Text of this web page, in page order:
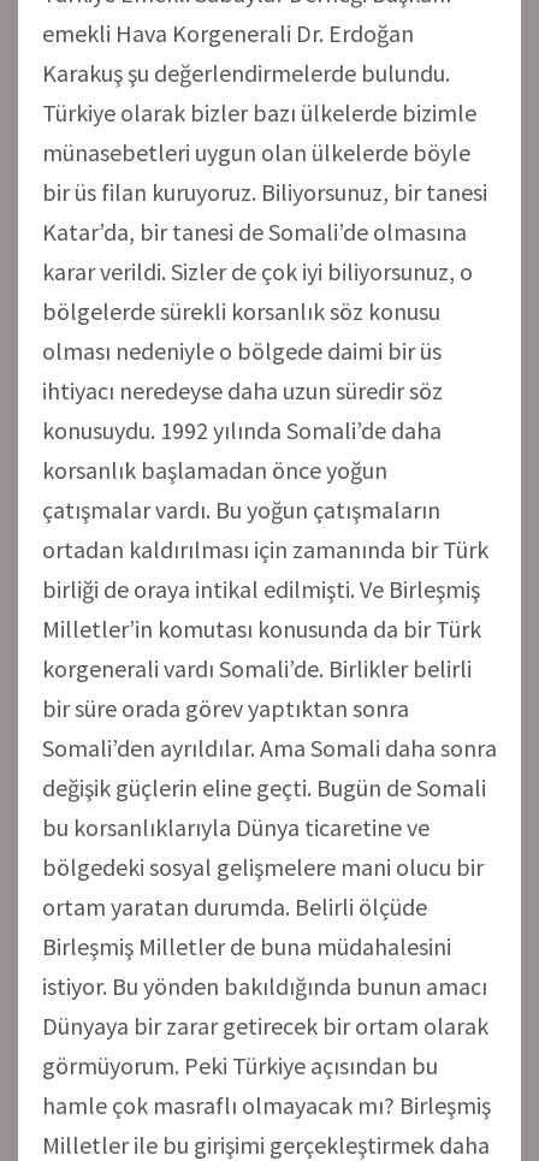
emekli Hava Korgenerali Dr. Erdoğan
Karakuş şu değerlendirmelerde bulundu.
Türkiye olarak bizler bazı ülkelerde bizimle
münasebetleri uygun olan ülkelerde böyle
bir üs filan kuruyoruz. Biliyorsunuz, bir tanesi
Katar’da, bir tanesi de Somali’de olmasına
karar verildi. Sizler de çok iyi biliyorsunuz, o
bölgelerde sürekli korsanlık söz konusu
olması nedeniyle o bölgede daimi bir üs
ihtiyacı neredeyse daha uzun süredir söz
konusuydu. 1992 yılında Somali’de daha
korsanlık başlamadan önce yoğun
çatışmalar vardı. Bu yoğun çatışmaların
ortadan kaldırılması için zamanında bir Türk
birliği de oraya intikal edilmişti. Ve Birleşmiş
Milletler’in komutası konusunda da bir Türk
korgenerali vardı Somali’de. Birlikler belirli
bir süre orada görev yaptıktan sonra
Somali’den ayrıldılar. Ama Somali daha sonra
değişik güçlerin eline geçti. Bugün de Somali
bu korsanlıklarıyla Dünya ticaretine ve
bölgedeki sosyal gelişmelere mani olucu bir
ortam yaratan durumda. Belirli ölçüde
Birleşmiş Milletler de buna müdahalesini
istiyor. Bu yönden bakıldığında bunun amacı
Dünyaya bir zarar getirecek bir ortam olarak
görmüyorum. Peki Türkiye açısından bu
hamle çok masraflı olmayacak mı? Birleşmiş
Milletler ile bu girişimi gerçekleştirmek daha